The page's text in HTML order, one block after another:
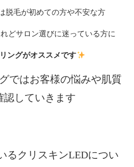
脱毛が初めての方や不安な方
どサロン選びに迷っている方に
ングがオススメです
ではお客様の悩みや肌質
認していきます
るクリスキンLEDについ